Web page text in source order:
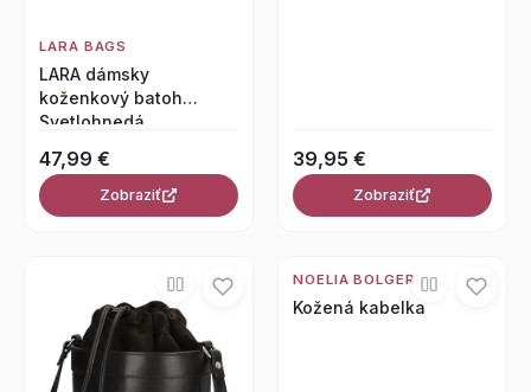
LARA BAGS
LARA dámsky
koženkový batoh
Svetlohnedá
47,99 €
Zobraziť
39,95 €
Zobraziť
NOELIA BOLGER
Kožená kabelka